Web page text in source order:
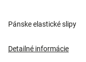
Pánske elastické slipy
Detailné informácie